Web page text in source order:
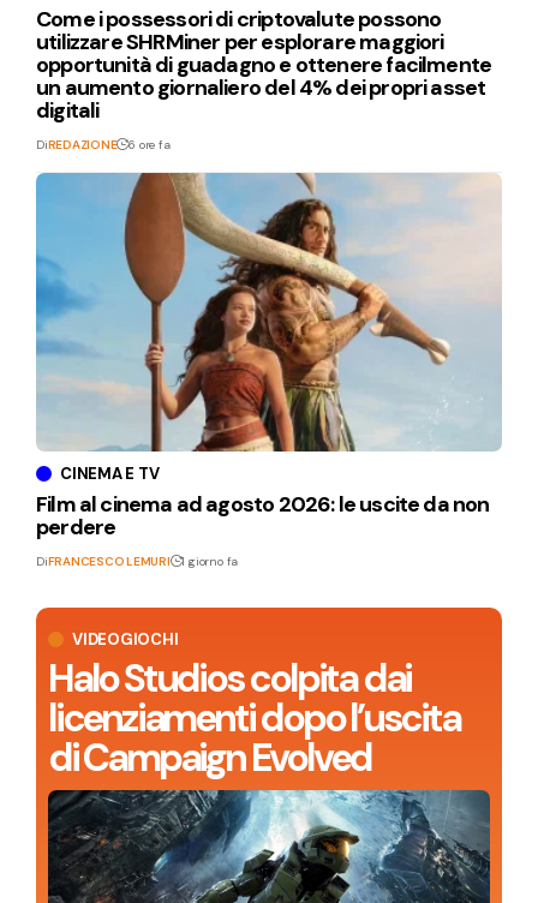
VIDEOGIOCHI
Halo Studios colpita dai
licenziamenti dopo l’uscita
di Campaign Evolved
Come i possessori di criptovalute possono
utilizzare SHRMiner per esplorare maggiori
opportunità di guadagno e ottenere facilmente
un aumento giornaliero del 4% dei propri asset
digitali
DiREDAZIONE 6 ore fa
CINEMA E TV
Film al cinema ad agosto 2026: le uscite da non
perdere
DiFRANCESCO LEMURI 1 giorno fa